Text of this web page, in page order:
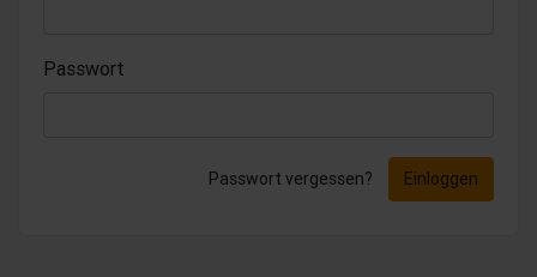
Passwort
Passwort vergessen? Einloggen